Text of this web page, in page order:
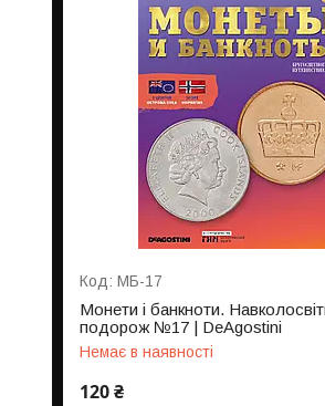
МБ-17
Монети і банкноти.
подорож №17 | DeAgostini
Немає в наявності
120 ₴